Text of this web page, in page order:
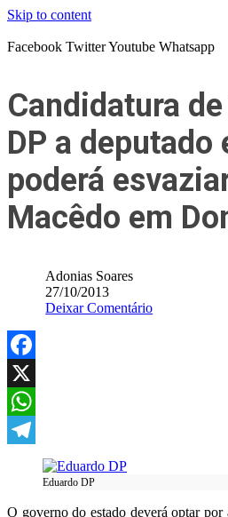
Skip to content
Facebook TwitterYoutube Whatsapp
Candidatura
DP a deputado
poderá
Macêdo em
Adonias Soares
27/10/2013
Deixar Comentário
Facebook
X
WhatsApp
Telegram
Eduardo DP
O governo do estado deverá optar